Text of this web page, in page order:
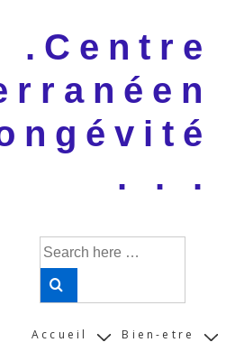
Main
.Centre
. . .
Search
for:
Main
Accueil Bien-etre